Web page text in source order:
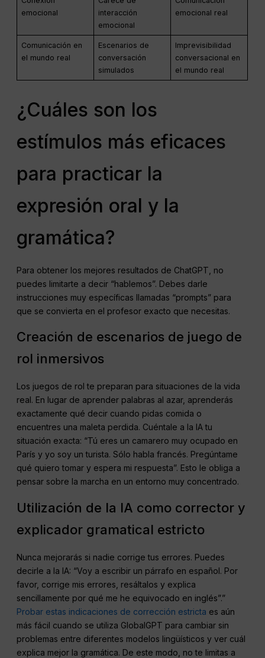
emocional
interacción
emocional
emocional real
Comunicación en
el mundo real
Escenarios de
conversación
simulados
Imprevisibilidad
conversacional en
el mundo real
¿Cuáles son los
estímulos más eficaces
para practicar la
expresión oral y la
gramática?
Para obtener los mejores resultados de ChatGPT, no
puedes limitarte a decir “hablemos”. Debes darle
instrucciones muy específicas llamadas “prompts” para
que se convierta en el profesor exacto que necesitas.
Creación de escenarios de juego de
rol inmersivos
Los juegos de rol te preparan para situaciones de la vida
real. En lugar de aprender palabras al azar, aprenderás
exactamente qué decir cuando pidas comida o
encuentres una maleta perdida. Cuéntale a la IA tu
situación exacta: “Tú eres un camarero muy ocupado en
París y yo soy un turista. Sólo habla francés. Pregúntame
qué quiero tomar y espera mi respuesta”. Esto le obliga a
pensar sobre la marcha en un entorno muy concentrado.
Utilización de la IA como corrector y
explicador gramatical estricto
Nunca mejorarás si nadie corrige tus errores. Puedes
decirle a la IA: “Voy a escribir un párrafo en español. Por
favor, corrige mis errores, resáltalos y explica
sencillamente por qué me he equivocado en inglés”.”
Probar estas indicaciones de corrección estricta es aún
más fácil cuando se utiliza GlobalGPT para cambiar sin
problemas entre diferentes modelos lingüísticos y ver cuál
explica mejor la gramática. De este modo, no te limitas a